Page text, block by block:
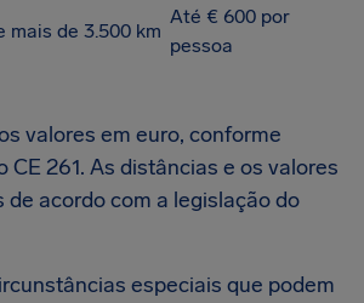
mais de 3.500 km
Até € 600 por
pessoa
valores em euro, conforme
CE 261. As distâncias e os valores
acordo com a legislação do
especiais que podem